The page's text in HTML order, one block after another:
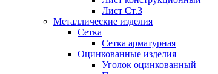
Лист Ст.3
Металлические изделия
Сетка
Сетка арматурная
Оцинкованные изделия
Уголок оцинкованный